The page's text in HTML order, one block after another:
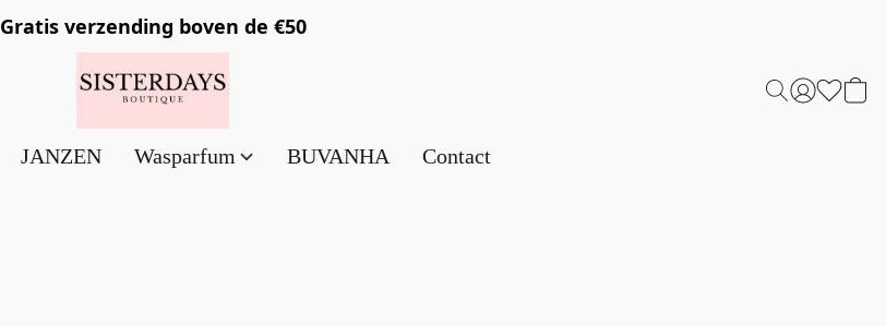
Gratis verzending boven de €50
JANZEN Wasparfum BUVANHA Contact